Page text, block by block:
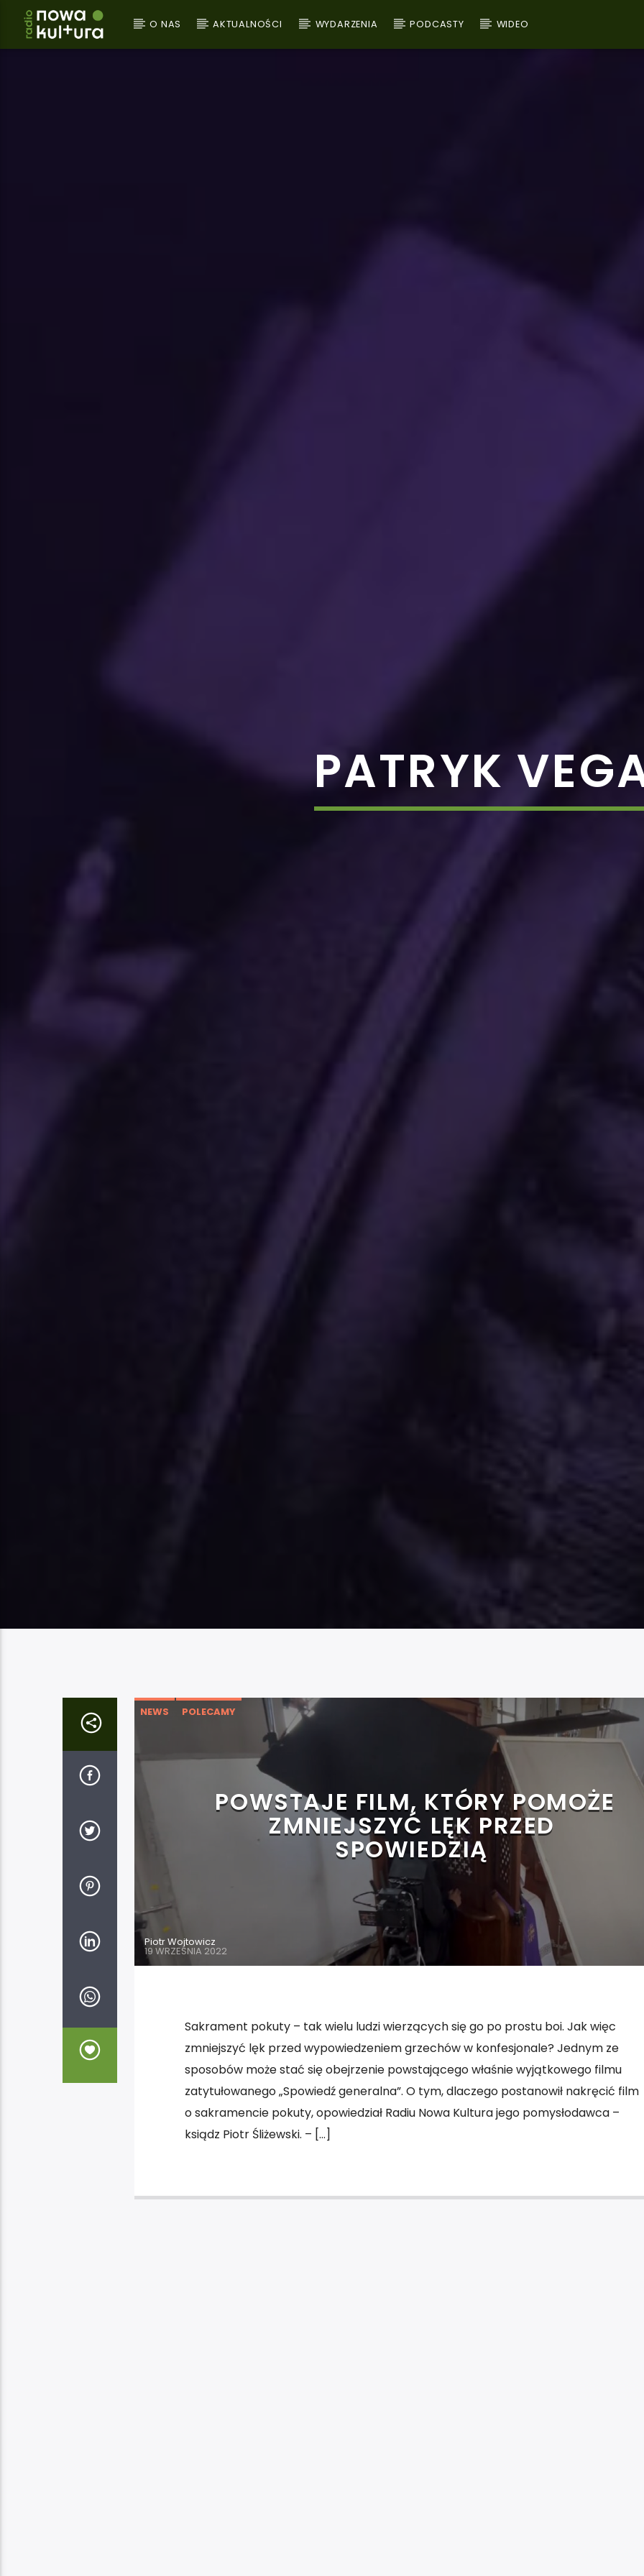
O NAS AKTUALNOŚCI WYDARZENIA PODCASTY WIDEO
PATRYK
NEWS POLECAMY
POWSTAJE FILM, KTÓRY POMOŻE
ZMNIEJSZYĆ LĘK PRZED
SPOWIEDZIĄ
Piotr Wojtowicz
19 WRZEŚNIA 2022
Sakrament pokuty – tak wielu ludzi wierzących się go po prostu boi. Jak więc
zmniejszyć lęk przed wypowiedzeniem grzechów w konfesjonale? Jednym ze
sposobów może stać się obejrzenie powstającego właśnie wyjątkowego filmu
zatytułowanego „Spowiedź generalna”. O tym, dlaczego postanowił nakręcić film
o sakramencie pokuty, opowiedział Radiu Nowa Kultura jego pomysłodawca –
ksiądz Piotr Śliżewski. – […]